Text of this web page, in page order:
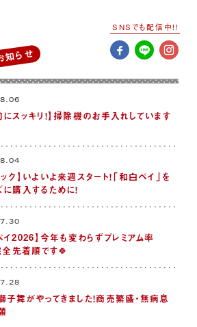
らせ
にスッキリ！】掃除機のお手入れしています
ック】いよいよ来週スタート！「和白ペイ」を
購入するために！
イ2026】今年も変わらずプレミアム率
全先着順です🍀
子舞がやってきました！商売繁盛・無病息
SNSでも配信中!!